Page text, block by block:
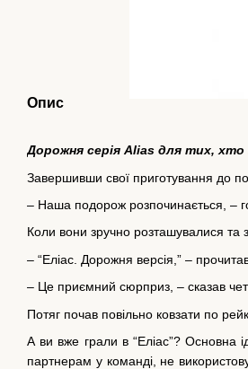
Опис
Дорожня серія Alias для тих, хто
Завершивши свої приготування до
– Наша подорож розпочинається, –
Коли вони зручно розташувалися та
– “Еліас. Дорожня версія,” –
– Це приємний сюрприз, – сказав
Потяг почав повільно ковзати по
А ви вже грали в “Еліас”? Основна
партнерам у команді, не